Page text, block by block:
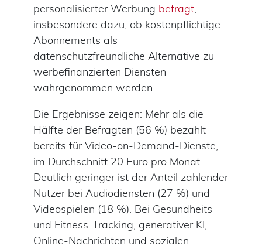
personalisierter Werbung befragt,
insbesondere dazu, ob kostenpflichtige
Abonnements als
datenschutzfreundliche Alternative zu
werbefinanzierten Diensten
wahrgenommen werden.
Die Ergebnisse zeigen: Mehr als die
Hälfte der Befragten (56 %) bezahlt
bereits für Video-on-Demand-Dienste,
im Durchschnitt 20 Euro pro Monat.
Deutlich geringer ist der Anteil zahlender
Nutzer bei Audiodiensten (27 %) und
Videospielen (18 %). Bei Gesundheits-
und Fitness-Tracking, generativer KI,
Online-Nachrichten und sozialen